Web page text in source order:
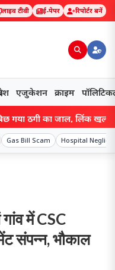
लाइव टीवी ई-पेपर रिपोर्टर बनें
एजुकेशन क्राइम
जाल, लिंक खुलते ही बैंक पर
Gas Bill Scam Hospital
में CSC
संपन्न, भौकाल